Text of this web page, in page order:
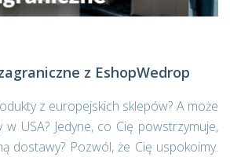
z EshopWedrop
z europejskich sklepów? A może
w USA? Jedyne, co Cię powstrzymuje,
dostawy? Pozwól, że Cię uspokoimy.